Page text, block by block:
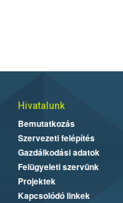
Hivatalunk
Bemutatkozás
Szervezeti felépítés
Gazdálkodási adatok
Felügyeleti szervünk
Projektek
Kapcsolódó linkek